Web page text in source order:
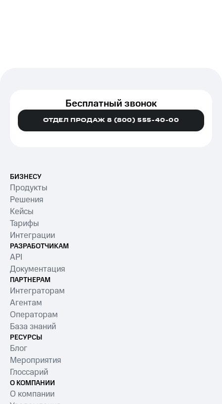
Бесплатный звонок
ОТДЕЛ ПРОДАЖ 8 (800) 555-40-00
БИЗНЕСУ
Продукты
Решения
Кейсы
Тарифы
Интеграции
РАЗРАБОТЧИКАМ
API
Документация
ПАРТНЕРАМ
Интеграторам
Агентам
Операторам
База знаний
РЕСУРСЫ
Блог
Мероприятия
Глоссарий
О КОМПАНИИ
О компании